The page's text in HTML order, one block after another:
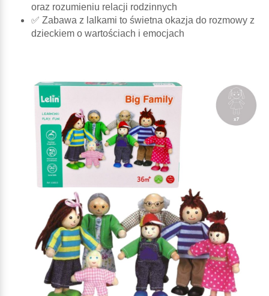
oraz rozumieniu relacji rodzinnych
✅ Zabawa z lalkami to świetna okazja do rozmowy z
dzieckiem o wartościach i emocjach